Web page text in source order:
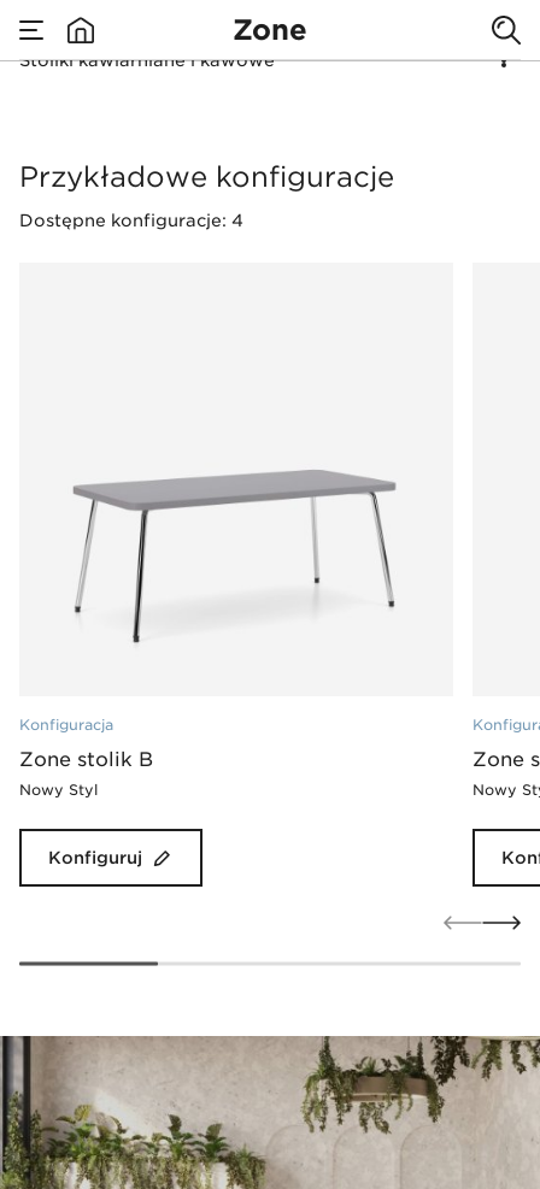
Zone
Stoliki kawiarniane i kawowe
Stoliki kawiarniane
Przykładowe konfiguracje
Dostępne konfiguracje: 4
Konfiguracja
Zone stolik B
Nowy Styl
Konfiguruj
Zone
Nowy